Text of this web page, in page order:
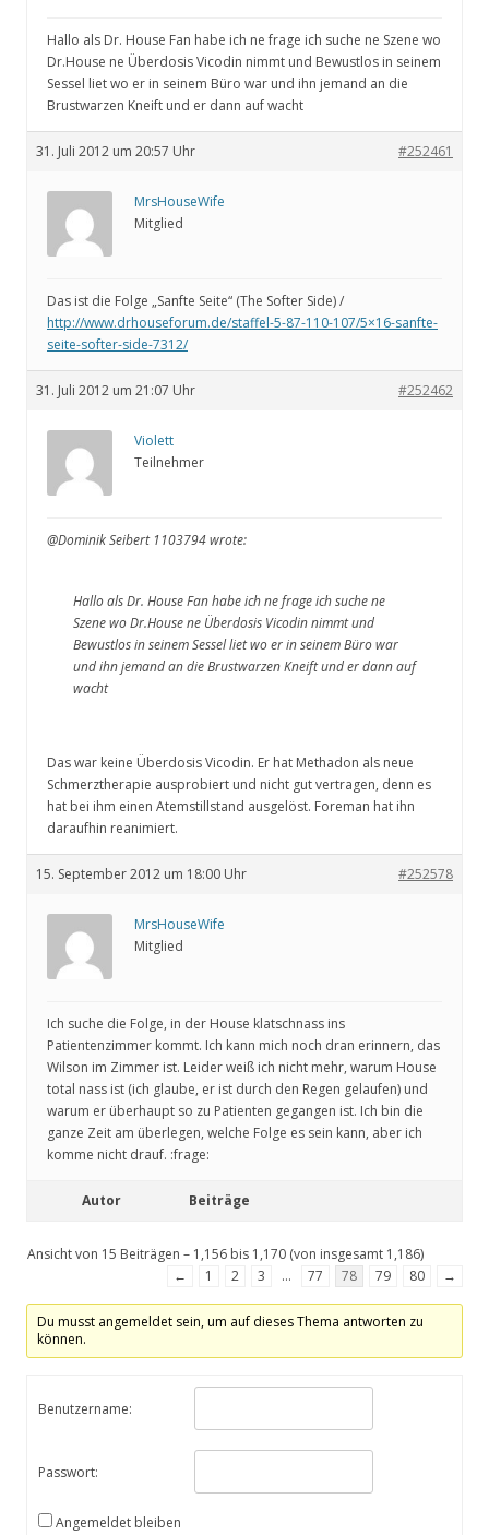
Hallo als Dr. House Fan habe ich ne frage ich suche ne Szene wo
Dr.House ne Überdosis Vicodin nimmt und Bewustlos in seinem
Sessel liet wo er in seinem Büro war und ihn jemand an die
Brustwarzen Kneift und er dann auf wacht
31. Juli 2012 um 20:57 Uhr #252461
MrsHouseWife
Mitglied
Das ist die Folge „Sanfte Seite“ (The Softer Side) /
http://www.drhouseforum.de/staffel-5-87-110-107/5×16-sanfte-
seite-softer-side-7312/
31. Juli 2012 um 21:07 Uhr #252462
Violett
Teilnehmer
@Dominik Seibert 1103794 wrote:
Hallo als Dr. House Fan habe ich ne frage ich suche ne
Szene wo Dr.House ne Überdosis Vicodin nimmt und
Bewustlos in seinem Sessel liet wo er in seinem Büro war
und ihn jemand an die Brustwarzen Kneift und er dann auf
wacht
Das war keine Überdosis Vicodin. Er hat Methadon als neue
Schmerztherapie ausprobiert und nicht gut vertragen, denn es
hat bei ihm einen Atemstillstand ausgelöst. Foreman hat ihn
daraufhin reanimiert.
15. September 2012 um 18:00 Uhr #252578
MrsHouseWife
Mitglied
Ich suche die Folge, in der House klatschnass ins
Patientenzimmer kommt. Ich kann mich noch dran erinnern, das
Wilson im Zimmer ist. Leider weiß ich nicht mehr, warum House
total nass ist (ich glaube, er ist durch den Regen gelaufen) und
warum er überhaupt so zu Patienten gegangen ist. Ich bin die
ganze Zeit am überlegen, welche Folge es sein kann, aber ich
komme nicht drauf. :frage:
Autor Beiträge
Ansicht von 15 Beiträgen – 1,156 bis 1,170 (von insgesamt 1,186)
←
1 2 3 … 77 78 79 80 →
Du musst angemeldet sein, um auf dieses Thema antworten zu
können.
Benutzername:
Passwort:
Angemeldet bleiben